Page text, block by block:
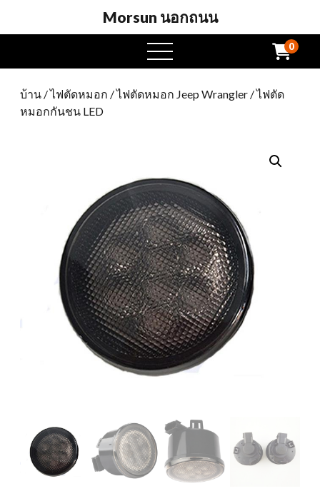
Morsun นอกถนน
เปิด
เมนู
0
บ้าน /ไฟตัดหมอก /ไฟตัดหมอก Jeep Wrangler / ไฟตัด
หมอกกันชน LED